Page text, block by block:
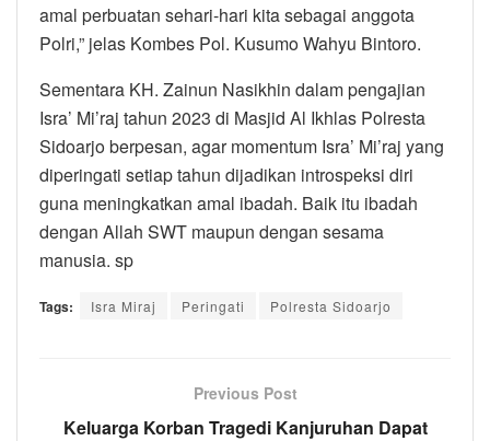
amal perbuatan sehari-hari kita sebagai anggota
Polri,” jelas Kombes Pol. Kusumo Wahyu Bintoro.
Sementara KH. Zainun Nasikhin dalam pengajian
Isra’ Mi’raj tahun 2023 di Masjid Al Ikhlas Polresta
Sidoarjo berpesan, agar momentum Isra’ Mi’raj yang
diperingati setiap tahun dijadikan introspeksi diri
guna meningkatkan amal ibadah. Baik itu ibadah
dengan Allah SWT maupun dengan sesama
manusia. sp
Tags: Isra Miraj Peringati Polresta Sidoarjo
Previous Post
Keluarga Korban Tragedi Kanjuruhan Dapat